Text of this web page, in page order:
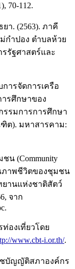
70-112.
า. (2563). ภาคี
กำปอง ตำบลห้วย
รัฐศาสตร์และ
ารจัดการเครือ
รศึกษาของ
รรมการการศึกษา
). มหาสารคาม:
น (Community
ภาพชีวิตของชุมชน
ยานแห่งชาติสัตว์
จาก
องเที่ยวโดย
www.cbt-i.or.th/.
ชบัญญัติสภาองค์กร